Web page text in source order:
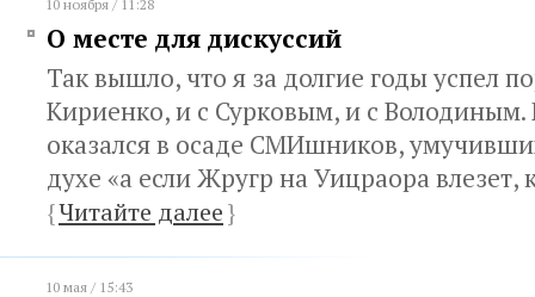
10 ноября / 11:28
О месте для дискуссий
Так вышло, что я за долгие годы успел
Кириенко, и с Сурковым, и с
оказался в осаде СМИшников,
духе «а если Жругр на Уицраора влезет,
{Читайте далее}
10 мая / 15:43